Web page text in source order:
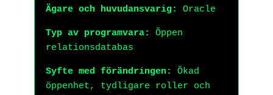
Ägare och huvudansvarig: Oracle
Typ av programvara:
Öppen
relationsdatabas
Syfte med förändringen:
Ökad
öppenhet, tydligare roller och